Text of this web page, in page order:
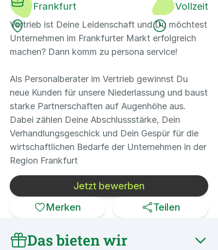
Frankfurt
Vollzeit
Vertrieb ist Deine Leidenschaft und Du möchtest
Unternehmen im Frankfurter Markt erfolgreich
machen? Dann komm zu persona service!
Als Personalberater im Vertrieb gewinnst Du
neue Kunden für unsere Niederlassung und baust
starke Partnerschaften auf Augenhöhe aus.
Dabei zählen Deine Abschlussstärke, Dein
Verhandlungsgeschick und Dein Gespür für die
wirtschaftlichen Bedarfe der Unternehmen in der
Region Frankfurt
Jetzt bewerben
Merken
Teilen
Das bieten wir